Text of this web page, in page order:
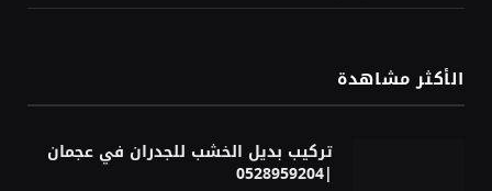
الأكثر مشاهدة
تركيب بديل الخشب للجدران في عجمان
|0528959204